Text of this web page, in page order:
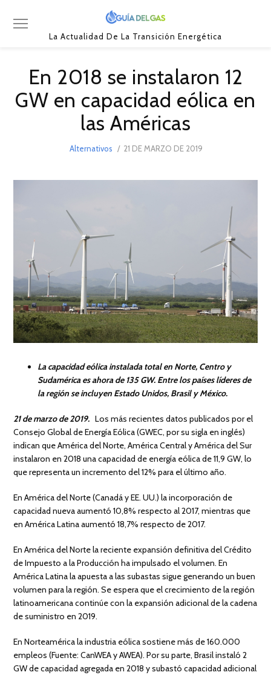
La Actualidad De La Transición Energética
En 2018 se instalaron 12
GW en capacidad eólica en
las Américas
Alternativos
POSTED
21 DE MARZO DE 2019
La capacidad eólica instalada total en Norte, Centro y
Sudamérica es ahora de 135 GW. Entre los países líderes de
la región se incluyen Estado Unidos, Brasil y México.
21 de marzo de 2019. Los más recientes datos publicados por el
Consejo Global de Energía Eólica (GWEC, por su sigla en inglés)
indican que América del Norte, América Central y América del Sur
instalaron en 2018 una capacidad de energía eólica de 11,9 GW, lo
que representa un incremento del 12% para el último año.
En América del Norte (Canadá y EE. UU.) la incorporación de
capacidad nueva aumentó 10,8% respecto al 2017, mientras que
en América Latina aumentó 18,7% respecto de 2017.
En América del Norte la reciente expansión definitiva del Crédito
de Impuesto a la Producción ha impulsado el volumen. En
América Latina la apuesta a las subastas sigue generando un buen
volumen para la región. Se espera que el crecimiento de la región
latinoamericana continúe con la expansión adicional de la cadena
de suministro en 2019.
En Norteamérica la industria eólica sostiene más de 160.000
empleos (Fuente: CanWEA y AWEA). Por su parte, Brasil instaló 2
GW de capacidad agregada en 2018 y subastó capacidad adicional